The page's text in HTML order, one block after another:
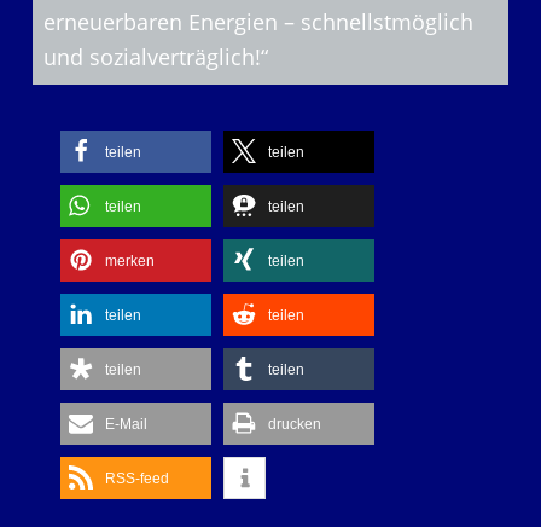
erneuerbaren Energien – schnellstmöglich
und sozialverträglich!“
teilen teilen
teilen teilen
merken teilen
teilen teilen
teilen teilen
E-Mail drucken
RSS-feed